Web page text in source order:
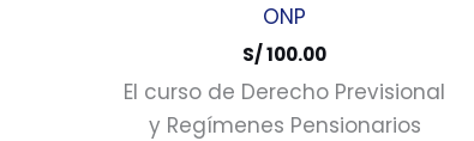
ONP
S/100.00
El curso de Derecho Previsional
y Regímenes Pensionarios